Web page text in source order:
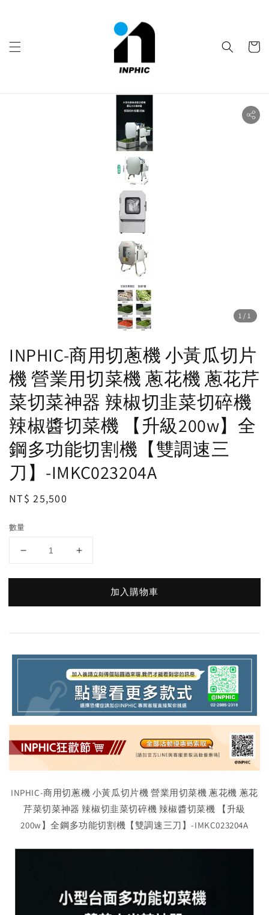
1 /1
INPHIC-商用切蔥機 小黃瓜切片
機 營業用切菜機 蔥花機 蔥花芹
菜切菜神器 辣椒切韭菜切碎機
辣椒醬切菜機 【升級200w】全
鋼多功能切割機【雙調速三
刀】-IMKC023204A
Regular
NT$ 25,500
數量
加入購物車
INPHIC-商用切蔥機 小黃瓜切片機 營業用切菜機 蔥花機 蔥花
芹菜切菜神器 辣椒切韭菜切碎機 辣椒醬切菜機 【升級
200w】全鋼多功能切割機【雙調速三刀】-IMKC023204A